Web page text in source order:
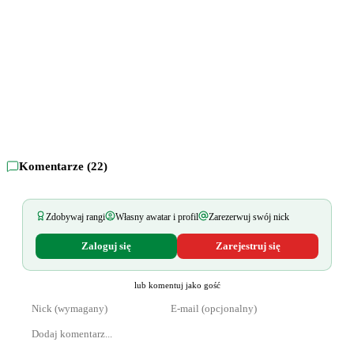
Komentarze (22)
Zdobywaj rangi Własny awatar i profil Zarezerwuj swój nick
Zaloguj się Zarejestruj się
lub komentuj jako gość